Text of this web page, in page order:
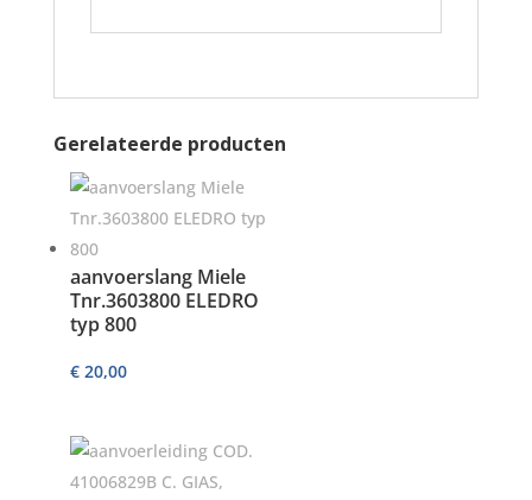
Gerelateerde producten
aanvoerslang Miele
Tnr.3603800 ELEDRO
typ 800
€20,00